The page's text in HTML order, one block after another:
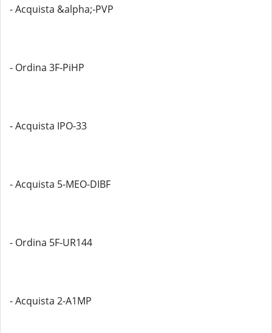
- Acquista &alpha;-PVP
- Ordina 3F-PiHP
- Acquista IPO-33
- Acquista 5-MEO-DIBF
- Ordina 5F-UR144
- Acquista 2-A1MP